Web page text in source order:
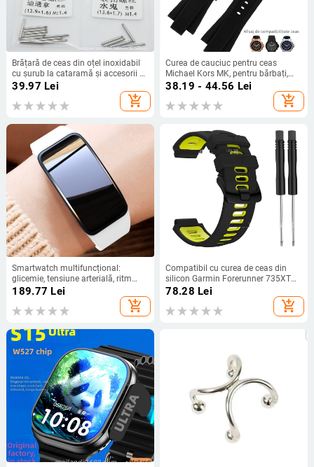
Brățară de ceas din oțel inoxidabil
cu șurub la cataramă și accesorii –
pentru ceasuri de bărbați | Brand
39.97 Lei
add_shopping_cart
Curea de cauciuc pentru ceas
Michael Kors MK, pentru bărbați,
compatibilă cu ceasuri MK, stil
38.19 - 44.56 Lei
add_shopping_cart
Smartwatch multifuncțional:
glicemie, tensiune arterială, ritm
cardiac, saturația de oxigen,
monitorizarea somnului, alergare și
activități sportive, brățară
189.77 Lei
add_shopping_cart
Compatibil cu curea de ceas din
silicon Garmin Forerunner 735XT
235Lite 230 220, șurub de
78.28 Lei
add_shopping_cart